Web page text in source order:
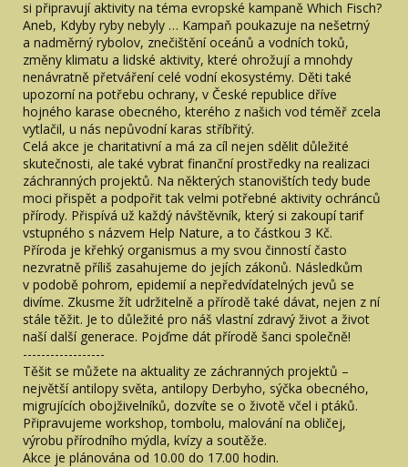
si připravují aktivity na téma evropské kampaně Which Fisch?
Aneb, Kdyby ryby nebyly … Kampaň poukazuje na nešetrný
a nadměrný rybolov, znečištění oceánů a vodních toků,
změny klimatu a lidské aktivity, které ohrožují a mnohdy
nenávratně přetváření celé vodní ekosystémy. Děti také
upozorní na potřebu ochrany, v České republice dříve
hojného karase obecného, kterého z našich vod téměř zcela
vytlačil, u nás nepůvodní karas stříbřitý.
Celá akce je charitativní a má za cíl nejen sdělit důležité
skutečnosti, ale také vybrat finanční prostředky na realizaci
záchranných projektů. Na některých stanovištích tedy bude
moci přispět a podpořit tak velmi potřebné aktivity ochránců
přírody. Přispívá už každý návštěvník, který si zakoupí tarif
vstupného s názvem Help Nature, a to částkou 3 Kč.
Příroda je křehký organismus a my svou činností často
nezvratně příliš zasahujeme do jejích zákonů. Následkům
v podobě pohrom, epidemií a nepředvídatelných jevů se
divíme. Zkusme žít udržitelně a přírodě také dávat, nejen z ní
stále těžit. Je to důležité pro náš vlastní zdravý život a život
naší další generace. Pojďme dát přírodě šanci společně!
------------------
Těšit se můžete na aktuality ze záchranných projektů –
největší antilopy světa, antilopy Derbyho, sýčka obecného,
migrujících obojživelníků, dozvíte se o životě včel i ptáků.
Připravujeme workshop, tombolu, malování na obličej,
výrobu přírodního mýdla, kvízy a soutěže.
Akce je plánována od 10.00 do 17.00 hodin.